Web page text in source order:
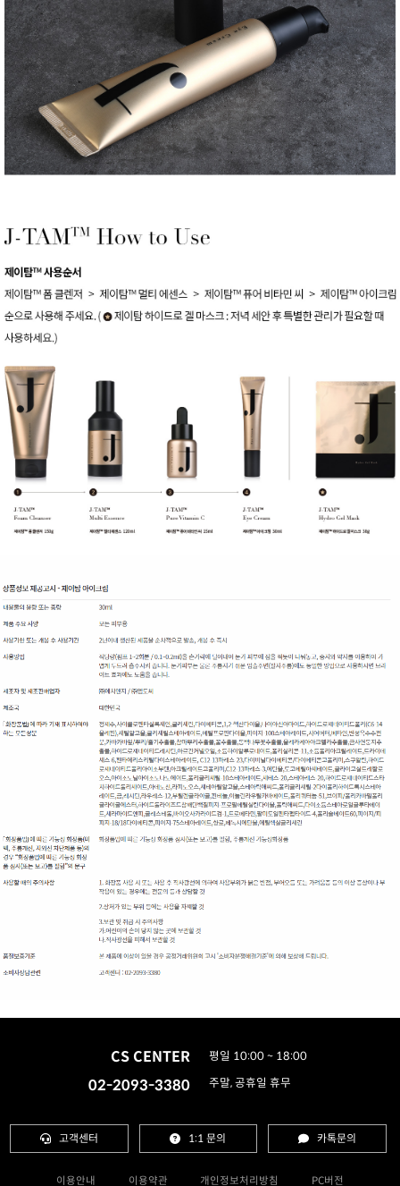
CS CENTER
02-2093-3380
평일 10:00 ~ 18:00
주말, 공휴일 휴무
고객센터 1:1 문의 카톡문의
이용안내 이용약관 개인정보처리방침 PC버전